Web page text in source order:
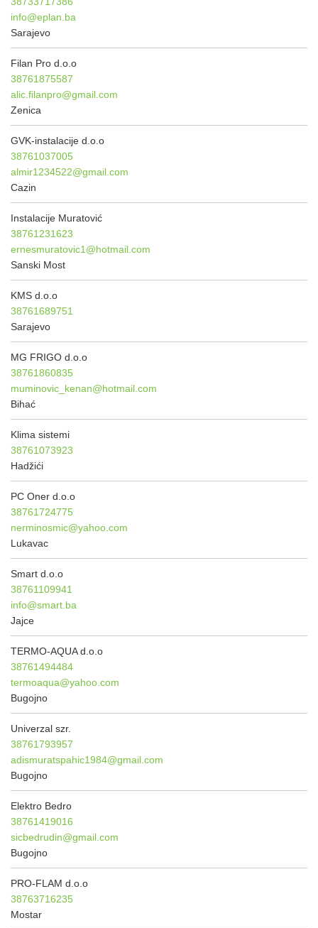
info@eplan.ba
Sarajevo
Filan Pro d.o.o
38761875587
alic.filanpro@gmail.com
Zenica
GVK-instalacije d.o.o
38761037005
almir1234522@gmail.com
Cazin
Instalacije Muratović
38761231623
ernesmuratovic1@hotmail.com
Sanski Most
KMS d.o.o
38761689751
Sarajevo
MG FRIGO d.o.o
38761860835
muminovic_kenan@hotmail.com
Bihać
Klima sistemi
38761073923
Hadžići
PC Oner d.o.o
38761724775
nerminosmic@yahoo.com
Lukavac
Smart d.o.o
38761109941
info@smart.ba
Jajce
TERMO-AQUA d.o.o
38761494484
termoaqua@yahoo.com
Bugojno
Univerzal szr.
38761793957
adismuratspahic1984@gmail.com
Bugojno
Elektro Bedro
38761419016
sicbedrudin@gmail.com
Bugojno
PRO-FLAM d.o.o
38763716235
Mostar